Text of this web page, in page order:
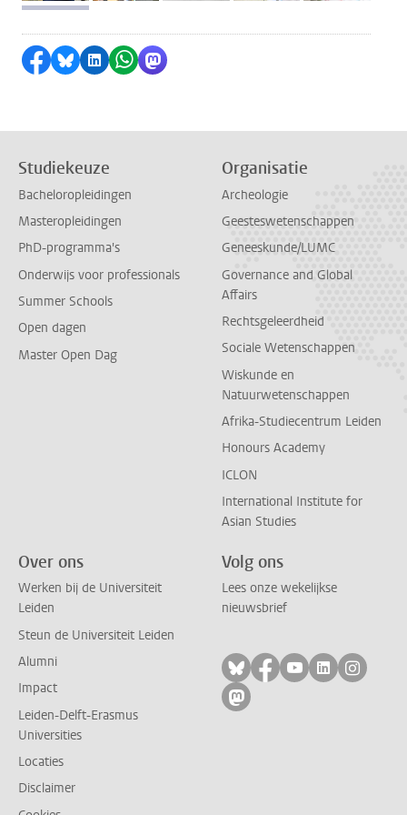
Delen op Facebook
Delen via Bluesky
Delen op LinkedIn
Delen via WhatsApp
Delen via Mastodon
Studiekeuze
Bacheloropleidingen
Masteropleidingen
PhD-programma's
Onderwijs voor professionals
Summer Schools
Open dagen
Master Open Dag
Organisatie
Archeologie
Geesteswetenschappen
Geneeskunde/LUMC
Governance and Global
Affairs
Rechtsgeleerdheid
Sociale Wetenschappen
Wiskunde en
Natuurwetenschappen
Afrika-Studiecentrum Leiden
Honours Academy
ICLON
International Institute for
Asian Studies
Over ons
Werken bij de Universiteit
Leiden
Steun de Universiteit Leiden
Alumni
Impact
Leiden-Delft-Erasmus
Universities
Locaties
Disclaimer
Volg ons
Lees onze wekelijkse
nieuwsbrief
Volg ons op bluesky
Volg ons op
Volg ons op
Volg ons
Volg
Volg ons op mastodon